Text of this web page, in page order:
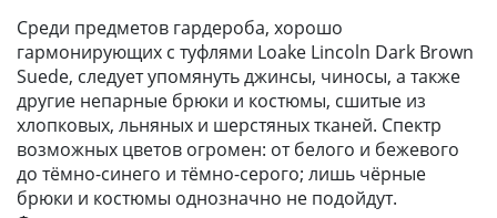
Среди предметов гардероба, хорошо
гармонирующих с туфлями Loake Lincoln Dark Brown
Suede, следует упомянуть джинсы, чиносы, а также
другие непарные брюки и костюмы, сшитые из
хлопковых, льняных и шерстяных тканей. Спектр
возможных цветов огромен: от белого и бежевого
до тёмно-синего и тёмно-серого; лишь чёрные
брюки и костюмы однозначно не подойдут.